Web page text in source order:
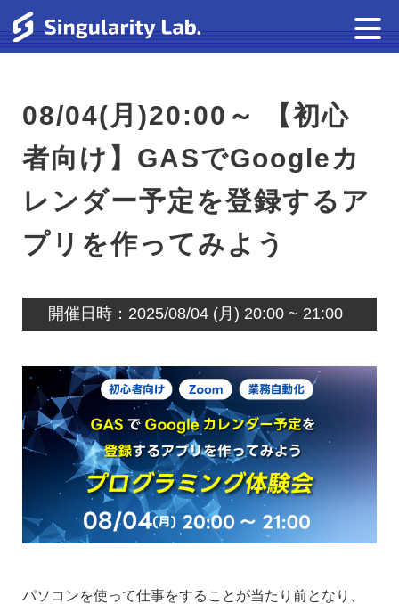
08/04(月)20:00～ 【初心
者向け】GASでGoogleカ
レンダー予定を登録するア
プリを作ってみよう
開催日時：2025/08/04 (月) 20:00 ~ 21:00
パソコンを使って仕事をすることが当たり前となり、